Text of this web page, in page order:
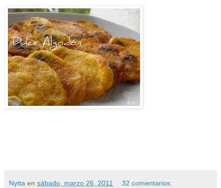
Nytta en sábado, marzo 26, 2011 32 comentarios: